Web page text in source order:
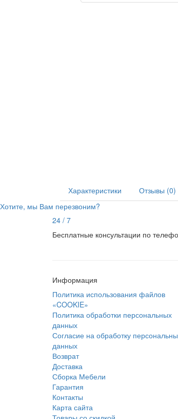
Характеристики
Отзывы (0)
Хотите, мы Вам перезвоним?
24 / 7
Бесплатные консультации по
Информация
Политика использования файлов
«COOKIE»
Политика обработки персональных
данных
Согласие на обработку
данных
Возврат
Доставка
Сборка Мебели
Гарантия
Контакты
Карта сайта